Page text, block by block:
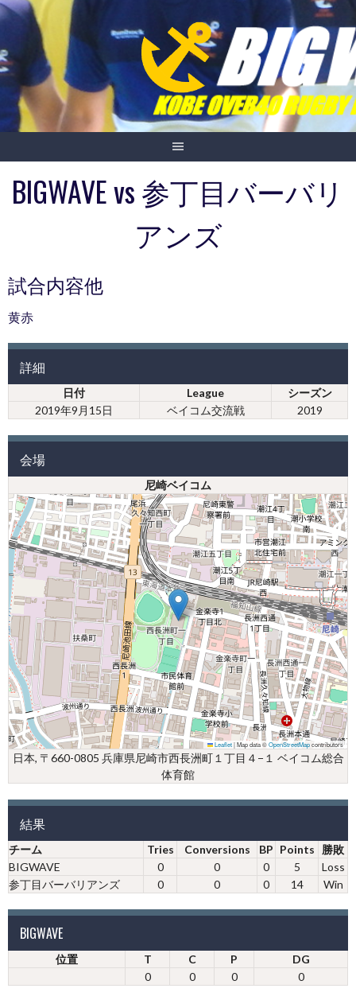
Skip
content
BIGWAVE vs 参丁目バーバリ
アンズ
試合内容他
黄赤
詳細
日付 League
シーズン
2019年9月15日
ベイコム交流戦 2019
会場
尼崎ベイコム
Leaflet|Map data ©OpenStreetMapcontributors
日本, 〒660-0805 兵庫県尼崎市西長洲町１丁目４−１ ベイコム総合
体育館
結果
チーム Tries Conversions BP Points
勝敗
BIGWAVE
0 0 0 5
Loss
参丁目バーバリアンズ
0 0 0 14 Win
BIGWAVE
位置 T C P
DG
0
0 0 0